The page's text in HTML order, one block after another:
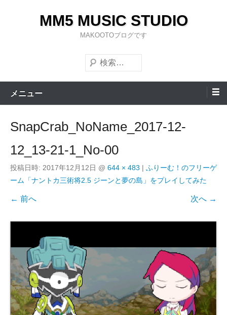
キ
MM5 MUSIC STUDIO
MAKOOTOブログです
検
索
メニュー
SnapCrab_NoName_2017-12-
12_13-21-1_No-00
投稿日時: 2017年12月12日 @ 644 × 483 | ふりーむ！のフリーゲ
ーム「ナントカ三術将2.5 ジーンと夢の島」をプレイしてみた
← 前へ 次へ →